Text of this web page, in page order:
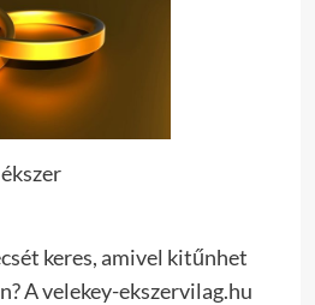
keres, amivel kitűnhet
A velekey-ekszervilag.hu